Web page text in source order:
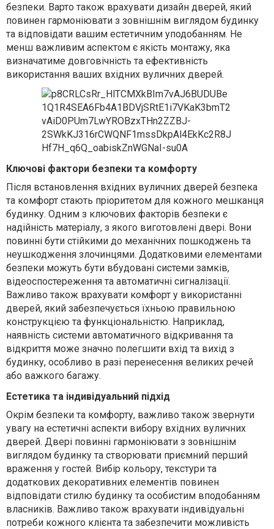
безпеки. Варто також врахувати дизайн дверей, який
повинен гармоніювати з зовнішнім виглядом будинку
та відповідати вашим естетичним уподобанням. Не
менш важливим аспектом є якість монтажу, яка
визначатиме довговічність та ефективність
використання ваших вхідних вуличних дверей.
Ключові фактори безпеки та комфорту
Після встановлення вхідних вуличних дверей безпека
та комфорт стають пріоритетом для кожного мешканця
будинку. Одним з ключових факторів безпеки є
надійність матеріалу, з якого виготовлені двері. Вони
повинні бути стійкими до механічних пошкоджень та
неушкодження злочинцями. Додатковими елементами
безпеки можуть бути вбудовані системи замків,
відеоспостереження та автоматичні сигналізації.
Важливо також врахувати комфорт у використанні
дверей, який забезпечується їхньою правильною
конструкцією та функціональністю. Наприклад,
наявність системи автоматичного відкривання та
відкриття може значно полегшити вхід та вихід з
будинку, особливо в разі перенесення великих речей
або важкого багажу.
Естетика та індивідуальний підхід
Окрім безпеки та комфорту, важливо також звернути
увагу на естетичні аспекти вибору вхідних вуличних
дверей. Двері повинні гармоніювати з зовнішнім
виглядом будинку та створювати приємний перший
враження у гостей. Вибір кольору, текстури та
додаткових декоративних елементів повинен
відповідати стилю будинку та особистим вподобанням
власників. Важливо також врахувати індивідуальні
потреби кожного клієнта та забезпечити можливість